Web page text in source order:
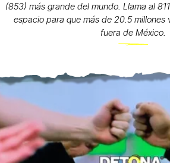
(853) más grande del mundo. Llama al
espacio para que más de 20.5 millones
fuera de México.